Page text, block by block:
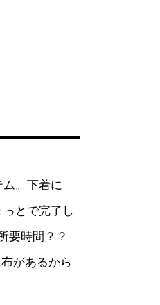
。下着に
とで完了し
要時間？？
があるから